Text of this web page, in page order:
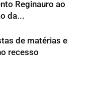
Reginauro ao
da...
de matérias e
recesso